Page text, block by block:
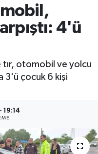
4'ü
tır, otomobil ve yolcu
3'ü çocuk 6 kişi
19:14
Fikstür